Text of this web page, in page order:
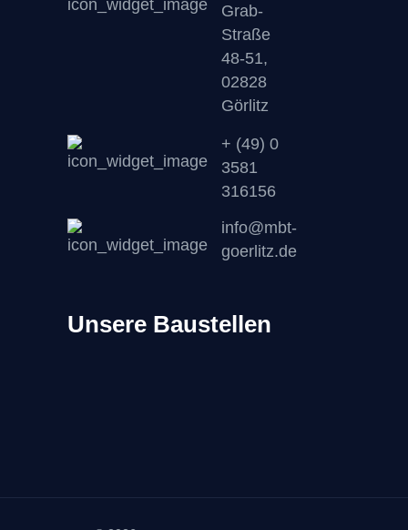
Grab-
Straße
48-51,
02828
Görlitz
+ (49) 0
3581
316156
info@mbt-
goerlitz.de
Unsere Baustellen